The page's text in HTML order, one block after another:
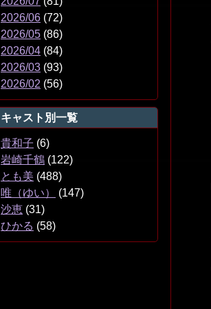
2026/06 (72)
2026/05 (86)
2026/04 (84)
2026/03 (93)
2026/02 (56)
キャスト別一覧
貴和子 (6)
岩崎千鶴 (122)
とも美 (488)
唯（ゆい）
(147)
沙恵 (31)
ひかる (58)